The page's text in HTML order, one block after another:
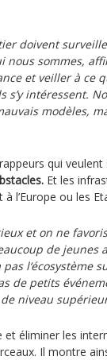
doivent
nous sommes,
et veiller à ce
s’y intéressent.
modèles,
qui
Et les
l’Europe ou les
et on ne
de
l‘écosystème
de petits
de niveau
éliminer les
Il montre